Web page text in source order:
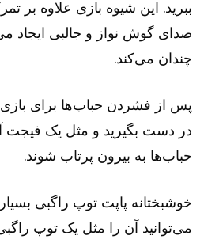
ببرید. این شیوه بازی علاوه بر
صدای گوش نواز و جالبی ایجاد
چندان می‌کند.
پس از فشردن حباب‌ها برای بازی
در دست بگیرید و مثل یک فیجت
حباب‌ها به بیرون پرتاب شوند.
خوشبختانه پاپت توپ راگبی
می‌توانید آن را مثل یک توپ